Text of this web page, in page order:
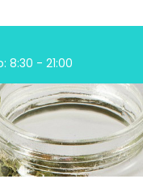
8:30 - 21:00